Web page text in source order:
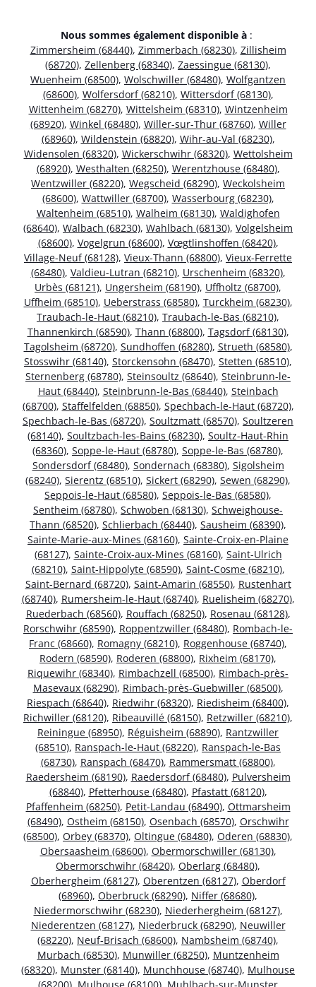
Nous sommes également disponible à :
Zimmersheim (68440), Zimmerbach (68230), Zillisheim
(68720), Zellenberg (68340), Zaessingue (68130),
Wuenheim (68500), Wolschwiller (68480), Wolfgantzen
(68600), Wolfersdorf (68210), Wittersdorf (68130),
Wittenheim (68270), Wittelsheim (68310), Wintzenheim
(68920), Winkel (68480), Willer-sur-Thur (68760), Willer
(68960), Wildenstein (68820), Wihr-au-Val (68230),
Widensolen (68320), Wickerschwihr (68320), Wettolsheim
(68920), Westhalten (68250), Werentzhouse (68480),
Wentzwiller (68220), Wegscheid (68290), Weckolsheim
(68600), Wattwiller (68700), Wasserbourg (68230),
Waltenheim (68510), Walheim (68130), Waldighofen
(68640), Walbach (68230), Wahlbach (68130), Volgelsheim
(68600), Vogelgrun (68600), Vœgtlinshoffen (68420),
Village-Neuf (68128), Vieux-Thann (68800), Vieux-Ferrette
(68480), Valdieu-Lutran (68210), Urschenheim (68320),
Urbès (68121), Ungersheim (68190), Uffholtz (68700),
Uffheim (68510), Ueberstrass (68580), Turckheim (68230),
Traubach-le-Haut (68210), Traubach-le-Bas (68210),
Thannenkirch (68590), Thann (68800), Tagsdorf (68130),
Tagolsheim (68720), Sundhoffen (68280), Strueth (68580),
Stosswihr (68140), Storckensohn (68470), Stetten (68510),
Sternenberg (68780), Steinsoultz (68640), Steinbrunn-le-
Haut (68440), Steinbrunn-le-Bas (68440), Steinbach
(68700), Staffelfelden (68850), Spechbach-le-Haut (68720),
Spechbach-le-Bas (68720), Soultzmatt (68570), Soultzeren
(68140), Soultzbach-les-Bains (68230), Soultz-Haut-Rhin
(68360), Soppe-le-Haut (68780), Soppe-le-Bas (68780),
Sondersdorf (68480), Sondernach (68380), Sigolsheim
(68240), Sierentz (68510), Sickert (68290), Sewen (68290),
Seppois-le-Haut (68580), Seppois-le-Bas (68580),
Sentheim (68780), Schwoben (68130), Schweighouse-
Thann (68520), Schlierbach (68440), Sausheim (68390),
Sainte-Marie-aux-Mines (68160), Sainte-Croix-en-Plaine
(68127), Sainte-Croix-aux-Mines (68160), Saint-Ulrich
(68210), Saint-Hippolyte (68590), Saint-Cosme (68210),
Saint-Bernard (68720), Saint-Amarin (68550), Rustenhart
(68740), Rumersheim-le-Haut (68740), Ruelisheim (68270),
Ruederbach (68560), Rouffach (68250), Rosenau (68128),
Rorschwihr (68590), Roppentzwiller (68480), Rombach-le-
Franc (68660), Romagny (68210), Roggenhouse (68740),
Rodern (68590), Roderen (68800), Rixheim (68170),
Riquewihr (68340), Rimbachzell (68500), Rimbach-près-
Masevaux (68290), Rimbach-près-Guebwiller (68500),
Riespach (68640), Riedwihr (68320), Riedisheim (68400),
Richwiller (68120), Ribeauvillé (68150), Retzwiller (68210),
Reiningue (68950), Réguisheim (68890), Rantzwiller
(68510), Ranspach-le-Haut (68220), Ranspach-le-Bas
(68730), Ranspach (68470), Rammersmatt (68800),
Raedersheim (68190), Raedersdorf (68480), Pulversheim
(68840), Pfetterhouse (68480), Pfastatt (68120),
Pfaffenheim (68250), Petit-Landau (68490), Ottmarsheim
(68490), Ostheim (68150), Osenbach (68570), Orschwihr
(68500), Orbey (68370), Oltingue (68480), Oderen (68830),
Obersaasheim (68600), Obermorschwiller (68130),
Obermorschwihr (68420), Oberlarg (68480),
Oberhergheim (68127), Oberentzen (68127), Oberdorf
(68960), Oberbruck (68290), Niffer (68680),
Niedermorschwihr (68230), Niederhergheim (68127),
Niederentzen (68127), Niederbruck (68290), Neuwiller
(68220), Neuf-Brisach (68600), Nambsheim (68740),
Murbach (68530), Munwiller (68250), Muntzenheim
(68320), Munster (68140), Munchhouse (68740), Mulhouse